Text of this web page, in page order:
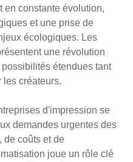
en constante évolution,
et une prise de
écologiques. Les
une révolution
étendues tant
les créateurs.
d'impression se
demandes urgentes des
de coûts et de
joue un rôle clé